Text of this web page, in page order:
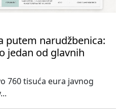
putem narudžbenica:
jedan od glavnih
760 tisuća eura javnog